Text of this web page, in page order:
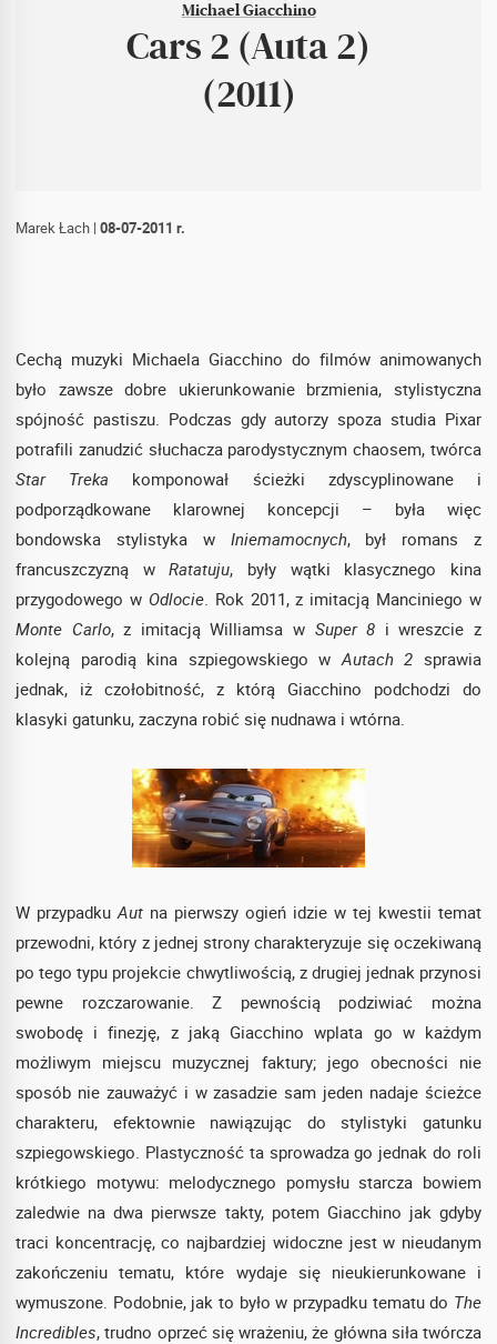
Michael Giacchino
Cars 2 (Auta 2)
(2011)
Marek Łach | 08-07-2011 r.
Cechą muzyki Michaela Giacchino do filmów animowanych
było zawsze dobre ukierunkowanie brzmienia, stylistyczna
spójność pastiszu. Podczas gdy autorzy spoza studia Pixar
potrafili zanudzić słuchacza parodystycznym chaosem, twórca
Star Treka komponował ścieżki zdyscyplinowane i
podporządkowane klarownej koncepcji – była więc
bondowska stylistyka w Iniemamocnych, był romans z
francuszczyzną wRatatuju, były wątki klasycznego kina
przygodowego w Odlocie. Rok 2011, z imitacją Manciniego w
Monte Carlo, z imitacją Williamsa w Super 8 i wreszcie z
kolejną parodią kina szpiegowskiego wAutach 2 sprawia
jednak, iż czołobitność, z którą Giacchino podchodzi do
klasyki gatunku, zaczyna robić się nudnawa i wtórna.
W przypadku Aut na pierwszy ogień idzie w tej kwestii temat
przewodni, który z jednej strony charakteryzuje się oczekiwaną
po tego typu projekcie chwytliwością, z drugiej jednak przynosi
pewne rozczarowanie. Z pewnością podziwiać można
swobodę i finezję, z jaką Giacchino wplata go w każdym
możliwym miejscu muzycznej faktury; jego obecności nie
sposób nie zauważyć i w zasadzie sam jeden nadaje ścieżce
charakteru, efektownie nawiązując do stylistyki gatunku
szpiegowskiego. Plastyczność ta sprowadza go jednak do roli
krótkiego motywu: melodycznego pomysłu starcza bowiem
zaledwie na dwa pierwsze takty, potem Giacchino jak gdyby
traci koncentrację, co najbardziej widoczne jest w nieudanym
zakończeniu tematu, które wydaje się nieukierunkowane i
wymuszone. Podobnie, jak to było w przypadku tematu do The
Incredibles, trudno oprzeć się wrażeniu, że główna siła twórcza